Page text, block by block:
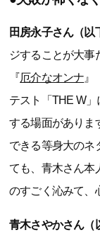
田房永子さん（以
ジすることが大事
『厄介なオンナ 』
テスト「THE W
する場面がありま
できる等身大のネ
ても、青木さん本
のすごく沁みて、
青木さやかさん（